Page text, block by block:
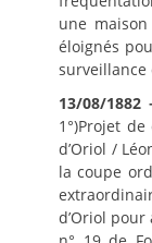
une
éloignés
surveillance
13/08/1882
1°)Projet
d’Oriol /
la coupe
d’Oriol